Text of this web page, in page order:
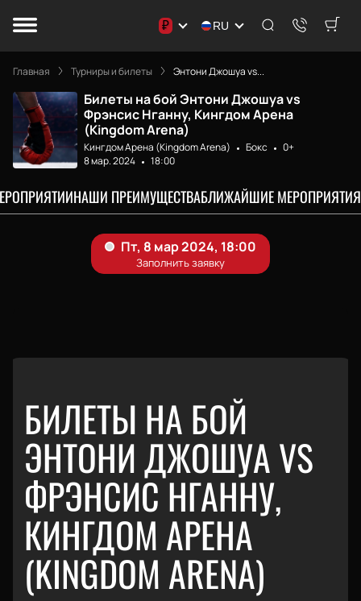
₽ RU
Главная Турниры и билеты Энтони Джошуа vs...
Билеты на бой Энтони Джошуа vs
Фрэнсис Нганну, Кингдом Арена
(Kingdom Arena)
Кингдом Арена (Kingdom Arena) Бокс
0+
8 мар. 2024
18:00
НАШИ ПРЕИМУЩЕСТВАБЛИЖАЙШИЕ МЕРОПРИЯТИЯ
БИЛЕТЫ НА БОЙ
ЭНТОНИ ДЖОШУА VS
ФРЭНСИС НГАННУ,
КИНГДОМ АРЕНА
(KINGDOM ARENA)